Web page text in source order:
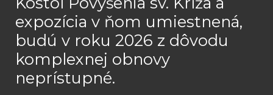
expozícia v ňom umiestnená,
budú v roku 2026 z dôvodu
komplexnej obnovy
neprístupné.